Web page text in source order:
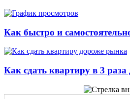
Как быстро и
Как сдать квартиру в 3